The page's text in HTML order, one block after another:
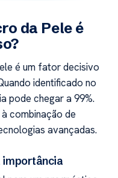
da Pele é
é um fator decisivo
identificado no
pode chegar a 99%.
combinação de
avançadas.
importância